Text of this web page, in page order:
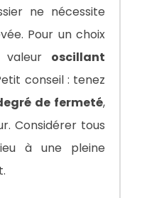
ne nécessite
Pour un choix
oscillant
conseil : tenez
de fermeté,
Considérer tous
à une pleine